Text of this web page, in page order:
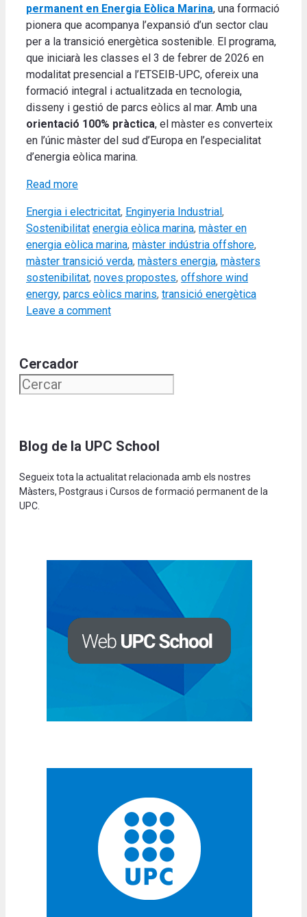
permanent en Energia Eòlica Marina, una formació
pionera que acompanya l’expansió d’un sector clau
per a la transició energètica sostenible. El programa,
que iniciarà les classes el 3 de febrer de 2026 en
modalitat presencial a l’ETSEIB-UPC, ofereix una
formació integral i actualitzada en tecnologia,
disseny i gestió de parcs eòlics al mar. Amb una
orientació 100% pràctica, el màster es converteix
en l’únic màster del sud d’Europa en l’especialitat
d’energia eòlica marina.
Read more
Categories
Energia i electricitat, Enginyeria Industrial ,
Sostenibilitat Tags
energia eòlica marina, màster en
energia eòlica marina, màster indústria offshore,
màster transició verda, màsters energia, màsters
sostenibilitat, noves propostes, offshore wind
energy, parcs eòlics marins, transició energètica
Leave a comment
Cercador
Blog de la UPC School
Segueix tota la actualitat relacionada amb els nostres
Màsters, Postgraus i Cursos de formació permanent de la
UPC.